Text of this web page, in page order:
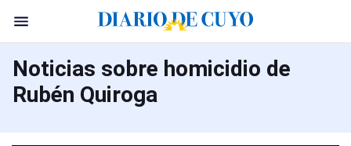
Noticias sobre homicidio de
Rubén Quiroga